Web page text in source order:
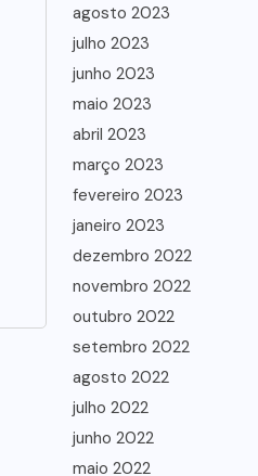
agosto 2023
julho 2023
junho 2023
maio 2023
abril 2023
março 2023
fevereiro 2023
janeiro 2023
dezembro 2022
novembro 2022
outubro 2022
setembro 2022
agosto 2022
julho 2022
junho 2022
maio 2022